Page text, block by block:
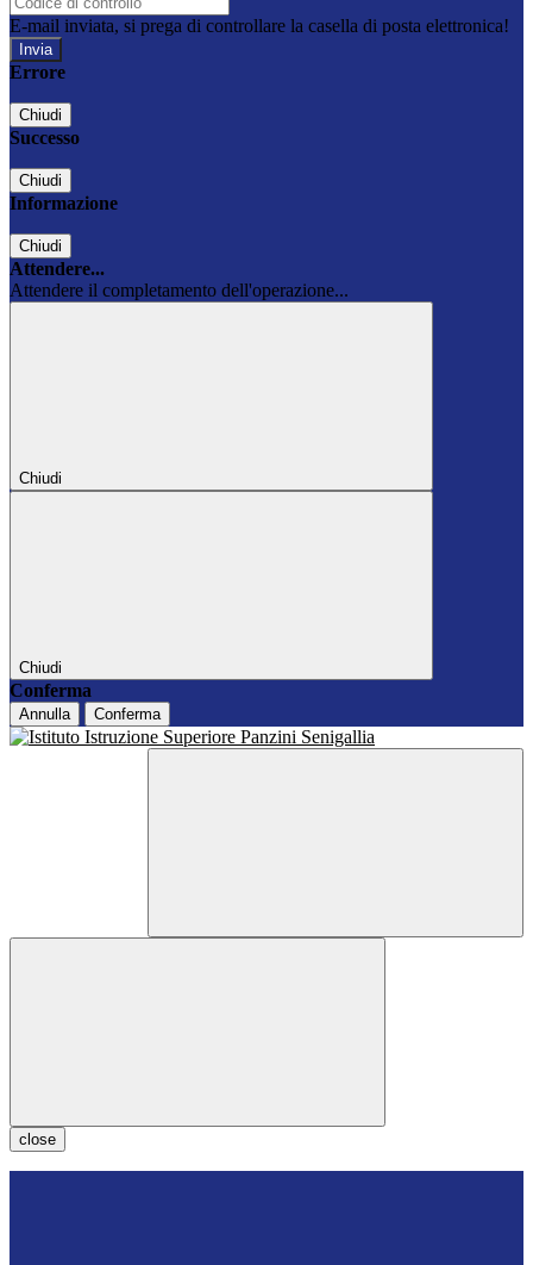
E-mail inviata, si prega di controllare la casella di posta elettronica!
Errore
Chiudi
Successo
Chiudi
Informazione
Chiudi
Attendere...
Attendere il completamento dell'operazione...
Chiudi
Chiudi
Conferma
Annulla Conferma
close